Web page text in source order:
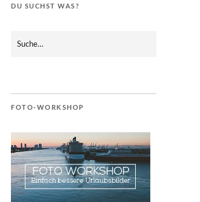
DU SUCHST WAS?
FOTO-WORKSHOP